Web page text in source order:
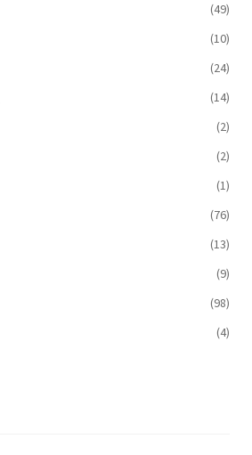
(49)
(10)
(24)
(14)
(2)
(2)
(1)
(76)
(13)
(9)
(98)
(4)